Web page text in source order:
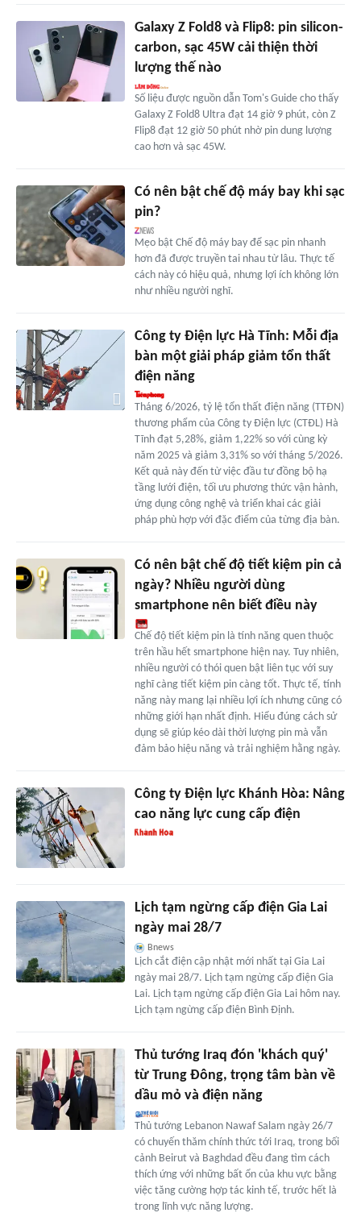
Galaxy Z Fold8 và Flip8: pin silicon-
carbon, sạc 45W cải thiện thời
lượng thế nào
Số liệu được nguồn dẫn Tom's Guide cho thấy
Galaxy Z Fold8 Ultra đạt 14 giờ 9 phút, còn Z
Flip8 đạt 12 giờ 50 phút nhờ pin dung lượng
cao hơn và sạc 45W.
Có nên bật chế độ máy bay khi sạc
pin?
Mẹo bật Chế độ máy bay để sạc pin nhanh
hơn đã được truyền tai nhau từ lâu. Thực tế
cách này có hiệu quả, nhưng lợi ích không lớn
như nhiều người nghĩ.
Công ty Điện lực Hà Tĩnh: Mỗi địa
bàn một giải pháp giảm tổn thất
điện năng
Tháng 6/2026, tỷ lệ tổn thất điện năng (TTĐN)
thương phẩm của Công ty Điện lực (CTĐL) Hà
Tĩnh đạt 5,28%, giảm 1,22% so với cùng kỳ
năm 2025 và giảm 3,31% so với tháng 5/2026.
Kết quả này đến từ việc đầu tư đồng bộ hạ
tầng lưới điện, tối ưu phương thức vận hành,
ứng dụng công nghệ và triển khai các giải
pháp phù hợp với đặc điểm của từng địa bàn.
Có nên bật chế độ tiết kiệm pin cả
ngày? Nhiều người dùng
smartphone nên biết điều này
Chế độ tiết kiệm pin là tính năng quen thuộc
trên hầu hết smartphone hiện nay. Tuy nhiên,
nhiều người có thói quen bật liên tục với suy
nghĩ càng tiết kiệm pin càng tốt. Thực tế, tính
năng này mang lại nhiều lợi ích nhưng cũng có
những giới hạn nhất định. Hiểu đúng cách sử
dụng sẽ giúp kéo dài thời lượng pin mà vẫn
đảm bảo hiệu năng và trải nghiệm hằng ngày.
Công ty Điện lực Khánh Hòa: Nâng
cao năng lực cung cấp điện
Lịch tạm ngừng cấp điện Gia Lai
ngày mai 28/7
Bnews
Lịch cắt điện cập nhật mới nhất tại Gia Lai
ngày mai 28/7. Lịch tạm ngừng cấp điện Gia
Lai. Lịch tạm ngừng cấp điện Gia Lai hôm nay.
Lịch tạm ngừng cấp điện Bình Định.
Thủ tướng Iraq đón 'khách quý'
từ Trung Đông, trọng tâm bàn về
dầu mỏ và điện năng
Thủ tướng Lebanon Nawaf Salam ngày 26/7
có chuyến thăm chính thức tới Iraq, trong bối
cảnh Beirut và Baghdad đều đang tìm cách
thích ứng với những bất ổn của khu vực bằng
việc tăng cường hợp tác kinh tế, trước hết là
trong lĩnh vực năng lượng.